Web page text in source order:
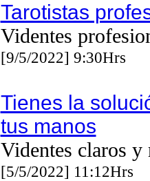
Tarotistas
Videntes
[9/5/2022] 9:30Hrs
Tienes la
tus manos
Videntes claros y
[5/5/2022] 11:12Hrs